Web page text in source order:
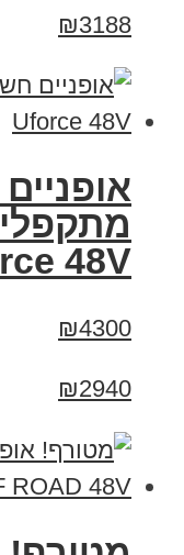
₪3188
48V
₪4300
₪2940